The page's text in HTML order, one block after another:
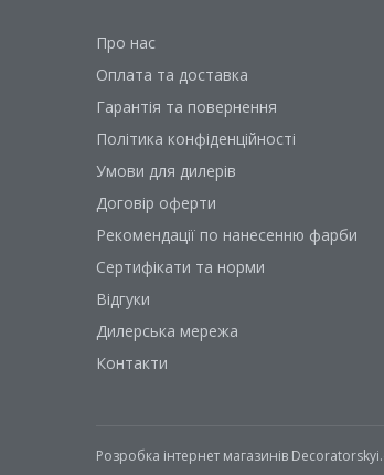
Про нас
Оплата та доставка
Гарантія та повернення
Політика конфіденційності
Умови для дилерів
Договір оферти
Рекомендації по нанесенню фарби
Сертифікати та норми
Відгуки
Дилерська мережа
Контакти
Розробка інтернет магазинів